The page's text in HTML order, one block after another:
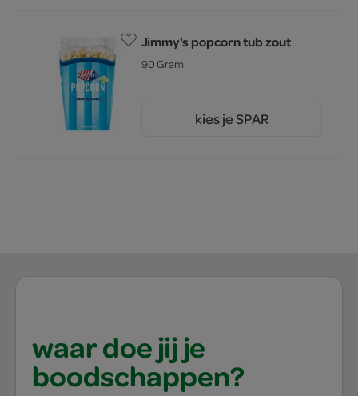
Jimmy's popcorn tub zout
90 Gram
kies je SPAR
waar doe jij je
boodschappen?